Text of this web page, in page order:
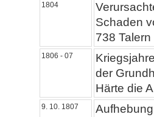
1804
Schaden
738
1806 - 07
der
Härte die
9. 10. 1807